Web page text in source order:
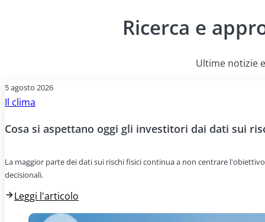
Ricerca e
Ultime notizie
5 agosto 2026
Il clima
Cosa si aspettano oggi gli investitori dai dati sui
La maggior parte dei dati sui rischi fisici continua a non centrare
decisionali.
Leggi l'articolo